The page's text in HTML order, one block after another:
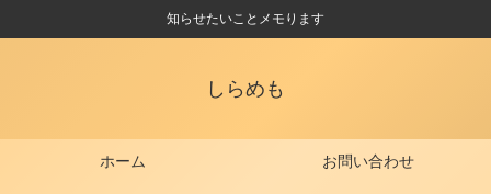
知らせたいことメモります
しらめも
ホーム お問い合わせ